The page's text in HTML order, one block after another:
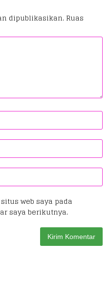
dipublikasikan.Ruas
web saya pada
saya berikutnya.